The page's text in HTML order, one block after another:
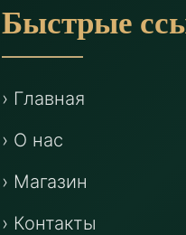
Быстрые
› Главная
› О нас
› Магазин
› Контакты